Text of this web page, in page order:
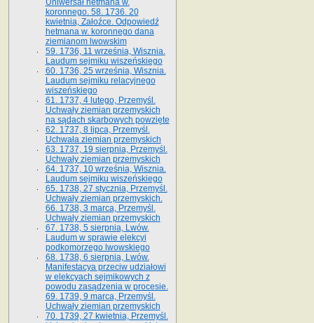
Uniwersał hetmana w.
koronnego. 58. 1736. 20
kwietnia, Załoźce. Odpowiedź
hetmana w. koronnego dana
ziemianom lwowskim
59. 1736, 11 września, Wisznia.
Laudum sejmiku wiszeńskiego
60. 1736, 25 września, Wisznia.
Laudum sejmiku relacyjnego
wiszeńskiego
61. 1737, 4 lutego, Przemyśl.
Uchwały ziemian przemyskich
na sądach skarbowych powzięte
62. 1737, 8 lipca, Przemyśl.
Uchwała ziemian przemyskich
63. 1737, 19 sierpnia, Przemyśl.
Uchwały ziemian przemyskich
64. 1737, 10 września, Wisznia.
Laudum sejmiku wiszeńskiego
65. 1738, 27 stycznia, Przemyśl.
Uchwały ziemian przemyskich­­.
66. 1738, 3 marca, Przemyśl.
Uchwały ziemian przemyskich­
67. 1738, 5 sierpnia, Lwów.
Laudum w sprawie elekcyi
podkomorzego lwowskiego
68. 1738, 6 sierpnia, Lwów.
Manifestacya przeciw udziałowi
w elekcyach sejmikowych z
powodu zasądzenia w procesie.
69. 1739, 9 marca, Przemyśl.
Uchwały ziemian przemyskich
70. 1739, 27 kwietnia, Przemyśl.